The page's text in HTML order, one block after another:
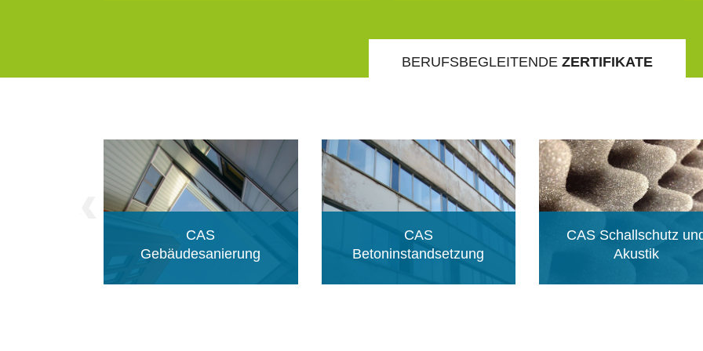
BERUFSBEGLEITENDE ZERTIFIKATE
CAS
Gebäudesanierung
CAS Gebäudesanierung
2 Semester | 12 ECTS
Sprache: Deutsch
CAS
Betoninstandsetzung
CAS
1 Semester | 12 ECTS
Sprache: Deutsch
CAS Schallschutz
Akustik
2 Semester | 12 ECTS
Sprache: deutsch